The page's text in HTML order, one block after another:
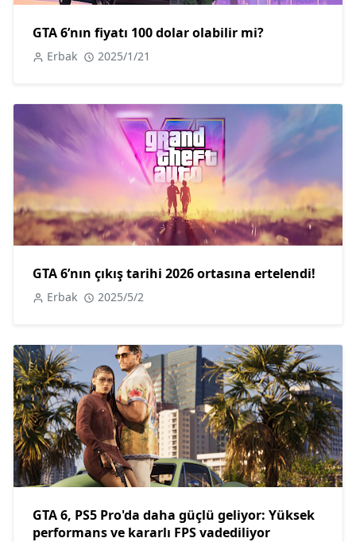
GTA 6’nın fiyatı 100 dolar olabilir mi?
Erbak 2025/1/21
GTA 6’nın çıkış tarihi 2026 ortasına ertelendi!
Erbak 2025/5/2
GTA 6, PS5 Pro'da daha güçlü geliyor: Yüksek
performans ve kararlı FPS vadediliyor